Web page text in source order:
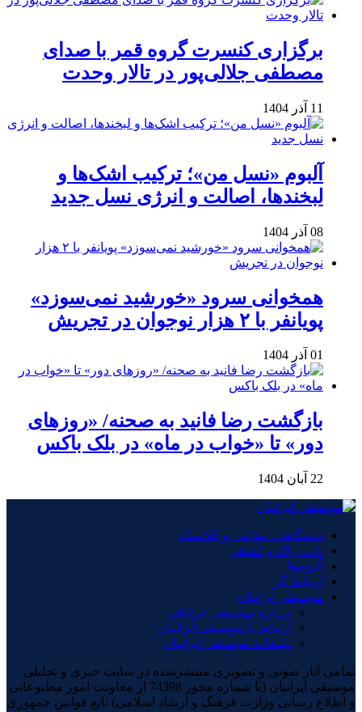
برگزاری کنسرت گروه قمر با صدای
مصطفی جلالی‌پور در تالار وحدت
11 آذر 1404
آلبوم «نسل من»؛ ترکیب اشک‌ها و
لبخندها، اصالت و انرژی نسل جدید
08 آذر 1404
همخوانی سرود «خورشید نمی‌سوزد»
پویانفر با ۲ هزار نوجوان در تجریش
01 آذر 1404
بازگشت رضا فانید به صحنه/ «روزهای
دور» تا «خواب در ماه» در بلک باکس
22 آبان 1404
دستگاهی، مقامی و کلاسیک
پاپ، راک و تلفیقی
آلبوم‌ها
ارتباط گر
موسیقی ایرانیان
درباره موسیقی ایرانیان
ارتباط با موسیقی ایرانیان
تبلیغات موسیقی ایرانیان
تمامی آثار صوتی و تصویری منتشرشده در سایت خبری و تحلیلی
موسیقی ایرانیان (با شماره مجوز 74398 از معاونت امور مطبوعاتی
و اطلاع رسانی وزارت فرهنگ و ارشاد اسلامی) تابع قوانین جمهوری